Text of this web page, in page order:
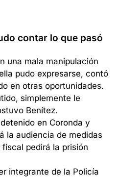
contar lo que pasó
una mala manipulación
pudo expresarse, contó
en otras oportunidades.
simplemente le
Benítez.
en Coronda y
la audiencia de medidas
pedirá la prisión
integrante de la Policía